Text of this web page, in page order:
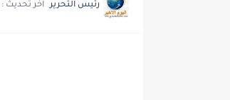
رئيس التحرير اخر تحديث :